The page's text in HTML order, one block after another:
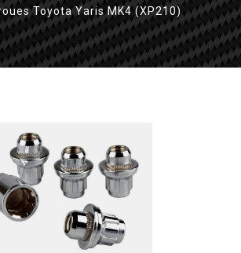
Toyota Yaris MK4 (XP210)